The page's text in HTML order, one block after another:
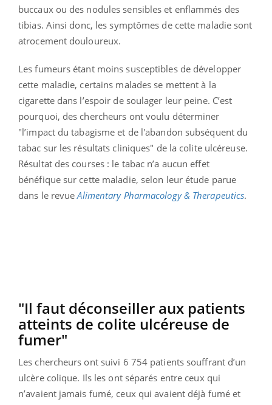
buccaux ou des nodules sensibles et enflammés des
tibias. Ainsi donc, les symptômes de cette maladie sont
atrocement douloureux.
Les fumeurs étant moins susceptibles de développer
cette maladie, certains malades se mettent à la
cigarette dans l’espoir de soulager leur peine. C’est
pourquoi, des chercheurs ont voulu déterminer
"l’impact du tabagisme et de l'abandon subséquent du
tabac sur les résultats cliniques" de la colite ulcéreuse.
Résultat des courses : le tabac n’a aucun effet
bénéfique sur cette maladie, selon leur étude parue
dans le revueAlimentary Pharmacology & Therapeutics.
"Il faut déconseiller aux patients
atteints de colite ulcéreuse de
fumer"
Les chercheurs ont suivi 6 754 patients souffrant d’un
ulcère colique. Ils les ont séparés entre ceux qui
n’avaient jamais fumé, ceux qui avaient déjà fumé et